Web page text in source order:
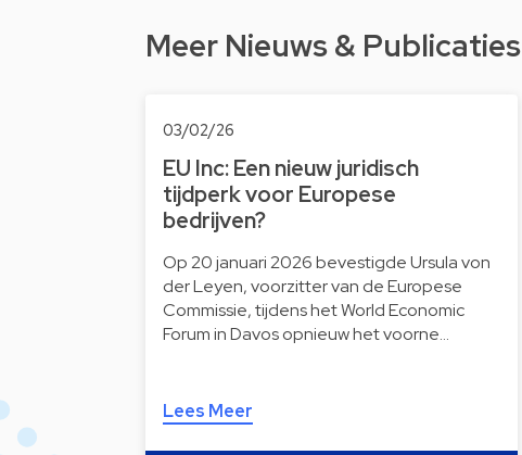
Meer Nieuws & Publicaties
03/02/26
EU Inc: Een nieuw juridisch
tijdperk voor Europese
bedrijven?
Op 20 januari 2026 bevestigde Ursula von
der Leyen, voorzitter van de Europese
Commissie, tijdens het World Economic
Forum in Davos opnieuw het voorne…
Lees Meer